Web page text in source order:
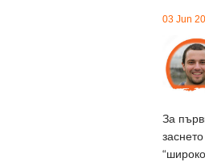
03 Jun
За